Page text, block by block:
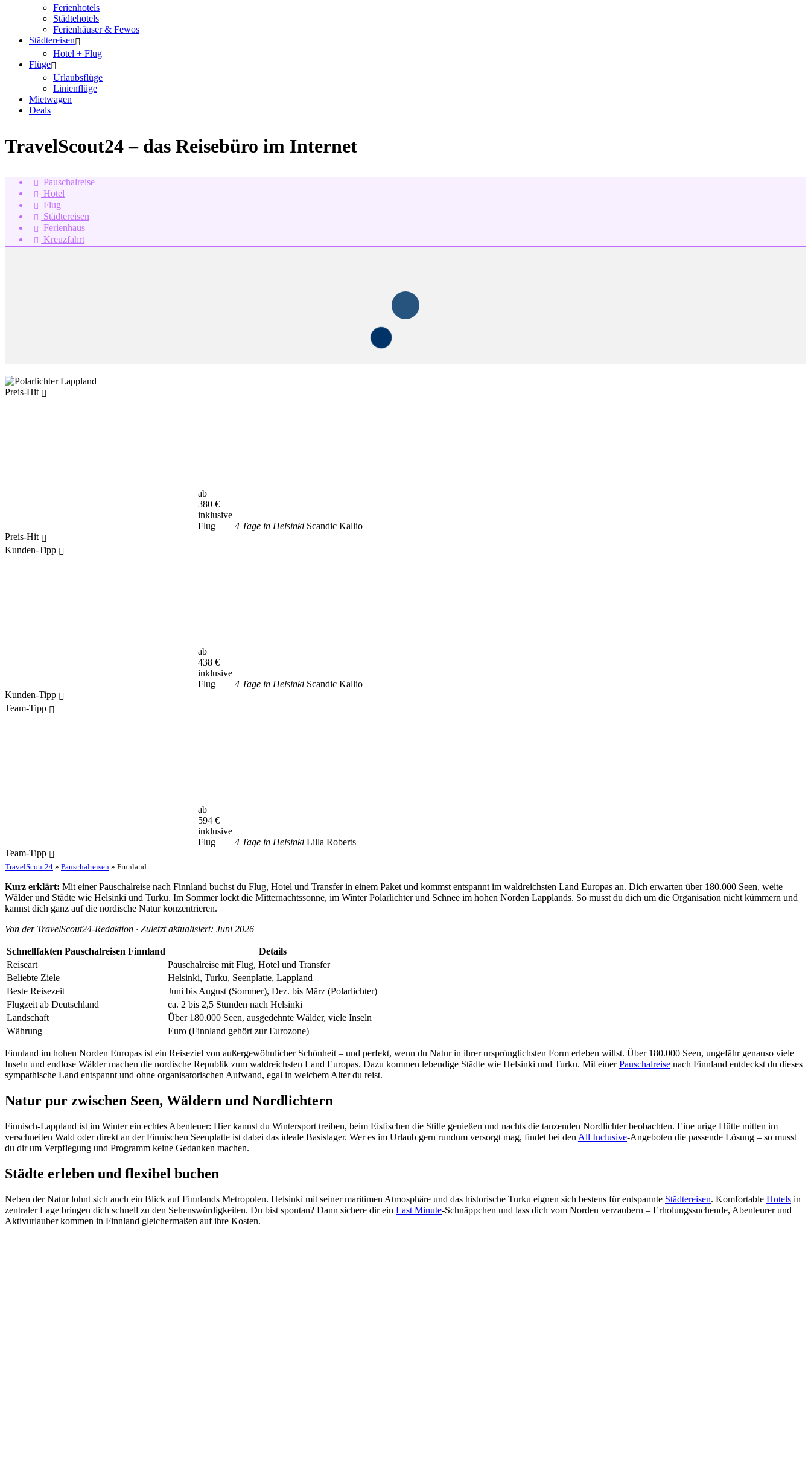
Ferienhotels
Städtehotels
Ferienhäuser & Fewos
Städtereisen
Hotel + Flug
Flüge
Urlaubsflüge
Linienflüge
Mietwagen
Deals
TravelScout24 – das Reisebüro im Internet
Pauschalreise
Hotel
Flug
Städtereisen
Ferienhaus
Kreuzfahrt
Preis-Hit
ab
380 €
inklusive
Flug
4 Tage in Helsinki Scandic Kallio
Preis-Hit
Kunden-Tipp
ab
438 €
inklusive
Flug
4 Tage in Helsinki Scandic Kallio
Kunden-Tipp
Team-Tipp
ab
594 €
inklusive
Flug
4 Tage in Helsinki Lilla Roberts
Team-Tipp
TravelScout24 » Pauschalreisen » Finnland
Kurz erklärt: Mit einer Pauschalreise nach Finnland buchst du Flug, Hotel und Transfer in einem Paket und kommst entspannt im waldreichsten Land Europas an. Dich erwarten über 180.000 Seen, weite
Wälder und Städte wie Helsinki und Turku. Im Sommer lockt die Mitternachtssonne, im Winter Polarlichter und Schnee im hohen Norden Lapplands. So musst du dich um die Organisation nicht kümmern und
kannst dich ganz auf die nordische Natur konzentrieren.
Von der TravelScout24-Redaktion · Zuletzt aktualisiert: Juni 2026
Schnellfakten Pauschalreisen Finnland
Details
Reiseart
Pauschalreise mit Flug, Hotel und Transfer
Beliebte Ziele
Helsinki, Turku, Seenplatte, Lappland
Beste Reisezeit
Juni bis August (Sommer), Dez. bis März (Polarlichter)
Flugzeit ab Deutschland
ca. 2 bis 2,5 Stunden nach Helsinki
Landschaft
Über 180.000 Seen, ausgedehnte Wälder, viele Inseln
Währung
Euro (Finnland gehört zur Eurozone)
Finnland im hohen Norden Europas ist ein Reiseziel von außergewöhnlicher Schönheit – und perfekt, wenn du Natur in ihrer ursprünglichsten Form erleben willst. Über 180.000 Seen, ungefähr genauso viele
Inseln und endlose Wälder machen die nordische Republik zum waldreichsten Land Europas. Dazu kommen lebendige Städte wie Helsinki und Turku. Mit einerPauschalreise nach Finnland entdeckst du dieses
sympathische Land entspannt und ohne organisatorischen Aufwand, egal in welchem Alter du reist.
Natur pur zwischen Seen, Wäldern und Nordlichtern
Finnisch-Lappland ist im Winter ein echtes Abenteuer: Hier kannst du Wintersport treiben, beim Eisfischen die Stille genießen und nachts die tanzenden Nordlichter beobachten. Eine urige Hütte mitten im
verschneiten Wald oder direkt an der Finnischen Seenplatte ist dabei das ideale Basislager. Wer es im Urlaub gern rundum versorgt mag, findet bei den All Inclusive-Angeboten die passende Lösung – so musst
du dir um Verpflegung und Programm keine Gedanken machen.
Städte erleben und flexibel buchen
Neben der Natur lohnt sich auch ein Blick auf Finnlands Metropolen. Helsinki mit seiner maritimen Atmosphäre und das historische Turku eignen sich bestens für entspannte Städtereisen. Komfortable Hotels in
zentraler Lage bringen dich schnell zu den Sehenswürdigkeiten. Du bist spontan? Dann sichere dir ein Last Minute-Schnäppchen und lass dich vom Norden verzaubern – Erholungssuchende, Abenteurer und
Aktivurlauber kommen in Finnland gleichermaßen auf ihre Kosten.